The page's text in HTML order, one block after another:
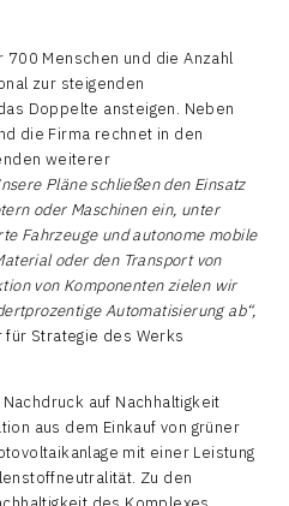
Menschen und die Anzahl
zur steigenden
Doppelte ansteigen. Neben
die Firma rechnet in den
weiterer
Pläne schließen den Einsatz
oder Maschinen ein, unter
Fahrzeuge und autonome mobile
oder den Transport von
von Komponenten zielen wir
Automatisierung ab“,
Strategie des Werks
auf Nachhaltigkeit
aus dem Einkauf von grüner
mit einer Leistung
Zu den